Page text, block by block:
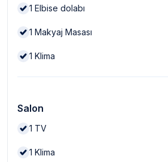
1 Elbise dolabı
1 Makyaj Masası
1 Klima
Salon
1 TV
1 Klima